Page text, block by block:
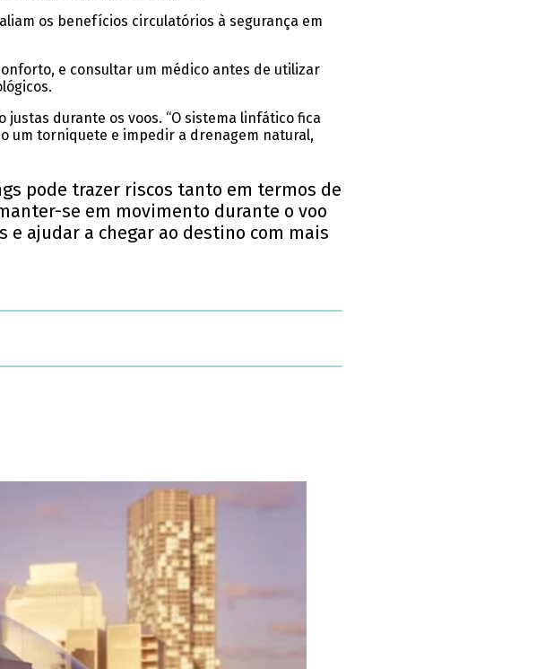
os benefícios circulatórios à segurança em
e consultar um médico antes de utilizar
durante os voos. “O sistema linfático fica
um torniquete e impedir a drenagem natural,
pode trazer riscos tanto em termos de
se em movimento durante o voo
ajudar a chegar ao destino com mais